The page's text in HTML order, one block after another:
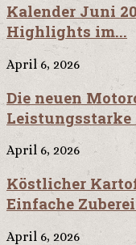
Kalender Juni
Highlights im...
April 6, 2026
Die neuen
Leistungsstarke
April 6, 2026
Köstlicher
Einfache
April 6, 2026